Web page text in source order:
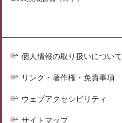
個人情報の取り扱いについて
リンク・著作権・免責事項
ウェブアクセシビリティ
サイトマップ